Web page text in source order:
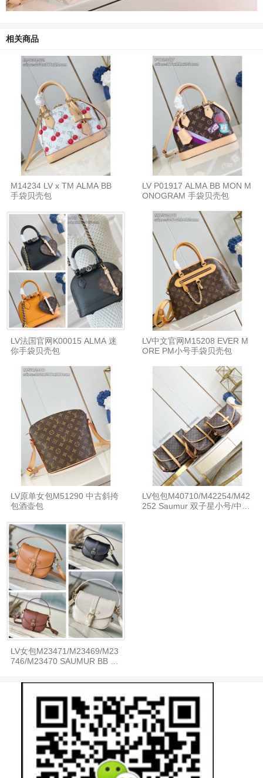
相关商品
M14234 LV x TM ALMA BB
手袋贝壳包
LV P01917 ALMA BB MON M
ONOGRAM 手袋贝壳包
LV法国官网K00015 ALMA 迷
你手袋贝壳包
LV中文官网M15208 EVER M
ORE PM小号手袋贝壳包
LV原单女包M51290 中古斜挎
包酒壶包
LV包包M40710/M42254/M42
252 Saumur 双子星小号/中号/
LV女包M23471/M23469/M23
746/M23470 SAUMUR BB 手